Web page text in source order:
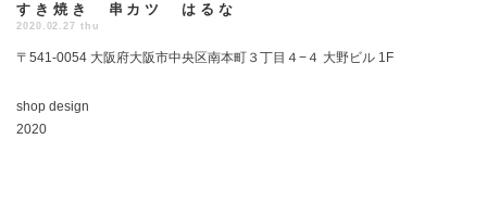
すき焼き 串カツ はるな
2020.02.27 thu
〒541-0054 大阪府大阪市中央区南本町３丁目４−４ 大野ビル 1F
shop design
2020